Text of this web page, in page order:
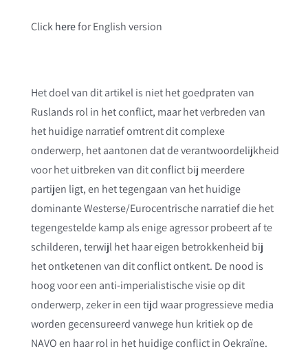
Clickherefor English version
Het doel van dit artikel is niet het goedpraten van
Ruslands rol in het conflict, maar het verbreden van
het huidige narratief omtrent dit complexe
onderwerp, het aantonen dat de verantwoordelijkheid
voor het uitbreken van dit conflict bij meerdere
partijen ligt, en het tegengaan van het huidige
dominante Westerse/Eurocentrische narratief die het
tegengestelde kamp als enige agressor probeert af te
schilderen, terwijl het haar eigen betrokkenheid bij
het ontketenen van dit conflict ontkent. De nood is
hoog voor een anti-imperialistische visie op dit
onderwerp, zeker in een tijd waar progressieve media
worden gecensureerd vanwege hun kritiek op de
NAVO en haar rol in het huidige conflict in Oekraïne.